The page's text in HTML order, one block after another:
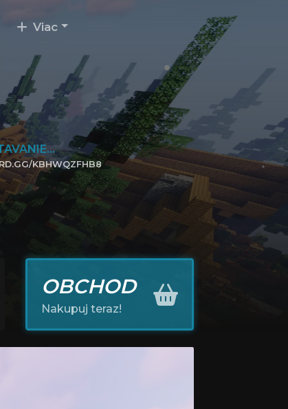
Viac
KBHWQZFHB8
PRE PRIPOJENIE
OBCHOD
Nakupuj teraz!